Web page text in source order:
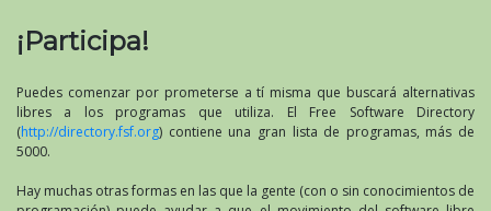
¡Participa!
Puedes comenzar por prometerse a tí misma que buscará alternativas
libres a los programas que utiliza. El Free Software Directory
(http://directory.fsf.org) contiene una gran lista de programas, más de
5000.
Hay muchas otras formas en las que la gente (con o sin conocimientos de